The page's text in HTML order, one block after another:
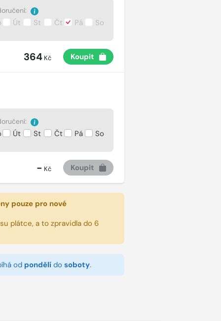
Út St Čt Pá So
364Kč Koupit
Út St Čt Pá So
- Kč Koupit
pouze pro nové
plátce, a to zpravidla do 6
od pondělído soboty.